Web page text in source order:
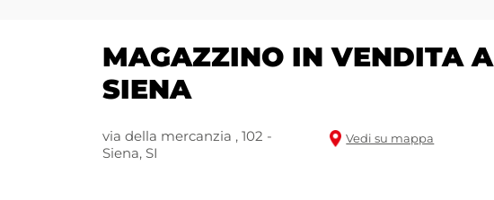
MAGAZZINO IN VENDITA A
SIENA
via della mercanzia , 102 -
Siena, SI
Vedi su mappa